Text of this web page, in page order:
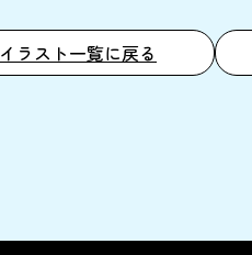
イラスト一覧に戻る